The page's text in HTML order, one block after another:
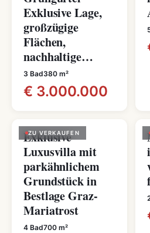
Exklusive Lage,
großzügige
Flächen,
nachhaltige…
3 Bad380 m²
€ 3.000.000
ZU VERKAUFEN
Exklusive
Luxusvilla mit
parkähnlichem
Grundstück in
Bestlage Graz-
Mariatrost
4 Bad700 m²